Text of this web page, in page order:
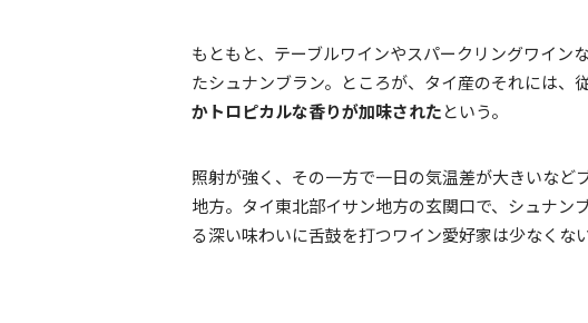
もともと、テーブルワインやスパークリングワイン
たシュナンブラン。ところが、タイ産のそれには、
かトロピカルな香りが加味されたという。
照射が強く、その一方で一日の気温差が大きいなど
地方。タイ東北部イサン地方の玄関口で、シュナン
る深い味わいに舌鼓を打つワイン愛好家は少なくない